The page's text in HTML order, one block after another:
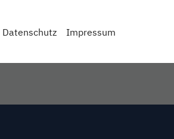
Datenschutz Impressum